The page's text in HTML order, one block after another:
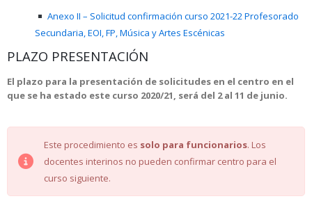
Anexo II – Solicitud confirmación curso 2021-22 Profesorado
Secundaria, EOI, FP, Música y Artes Escénicas
PLAZO PRESENTACIÓN
El plazo para la presentación de solicitudes en el centro en el
que se ha estado este curso 2020/21, será del 2 al 11 de junio.
Este procedimiento es solo para funcionarios. Los
docentes interinos no pueden confirmar centro para el
curso siguiente.